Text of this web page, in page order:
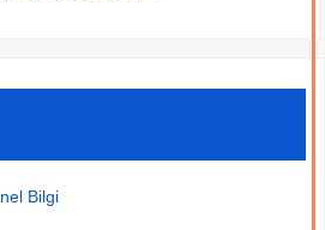
Bilgi